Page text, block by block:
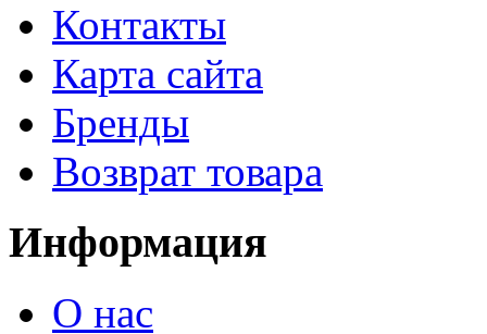
Контакты
Карта сайта
Бренды
Возврат товара
Информация
О нас